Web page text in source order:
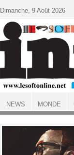
ACCUEIL
Dimanche, 9 Août 2026
NEWS MONDE